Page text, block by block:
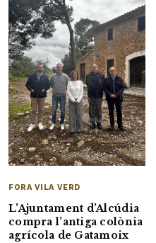
FORA VILA VERD
L’Ajuntament d’Alcúdia
compra l’antiga colònia
agrícola de Gatamoix